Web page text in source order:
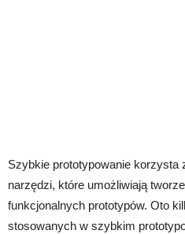
Szybkie prototypowanie korzysta
narzędzi, które umożliwiają
funkcjonalnych prototypów. Oto
stosowanych w szybkim